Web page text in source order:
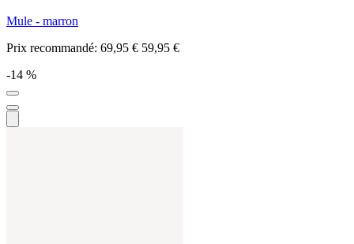
Mule - marron
Prix recommandé: 69,95 € 59,95 €
-14 %